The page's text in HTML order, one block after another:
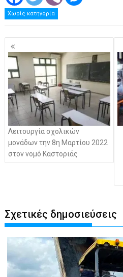
Χωρίς κατηγορία
Πλοήγηση
άρθρων
Λειτουργία σχολικών
μονάδων την 8η Μαρτίου 2022
στον νομό Καστοριάς
Σχετικές δημοσιεύσεις